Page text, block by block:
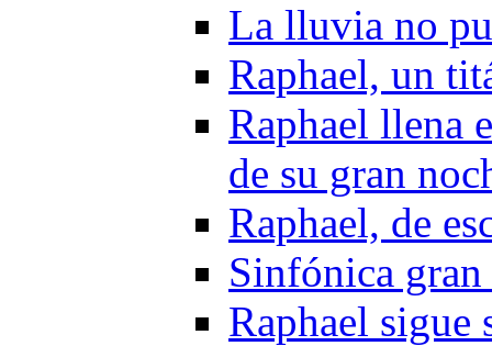
La lluvia no
Raphael, un
Raphael llena
de su gran
Raphael, de
Sinfónica
Raphael sigue